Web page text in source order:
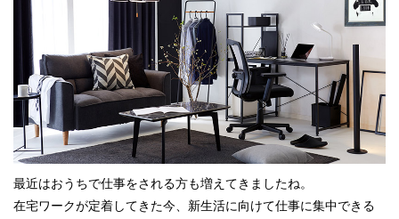
最近はおうちで仕事をされる方も増えてきましたね。
在宅ワークが定着してきた今、新生活に向けて仕事に集中できる